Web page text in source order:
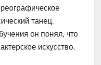
танец.
он понял, что
искусство.